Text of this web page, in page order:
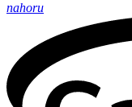
nahoru